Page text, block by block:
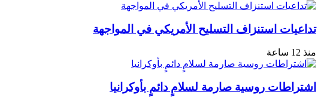
تداعيات استنزاف التسليح الأمريكي في المواجهة
منذ 12 ساعة
اشتراطات روسية صارمة لسلامٍ دائمٍ بأوكرانيا